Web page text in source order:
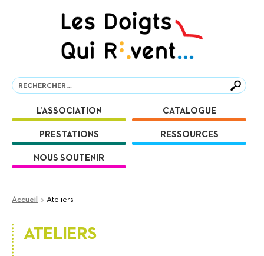
Recherche
Recherche
L’ASSOCIATION CATALOGUE
PRESTATIONS RESSOURCES
NOUS SOUTENIR
Accueil Ateliers
ATELIERS